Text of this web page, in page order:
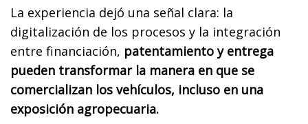
La experiencia dejó una señal clara: la
digitalización de los procesos y la integración
entre financiación, patentamiento y entrega
pueden transformar la manera en que se
comercializan los vehículos, incluso en una
exposición agropecuaria.